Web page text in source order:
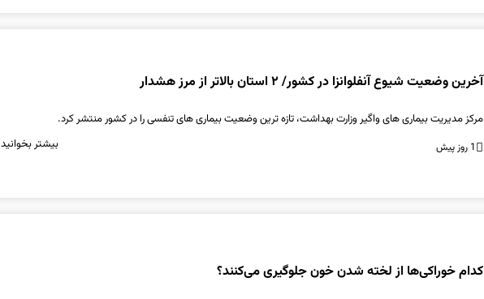
آخرین وضعیت شیوع آنفلوانزا در کشور/ ۲ استان بالاتر از مرز هشدار
مرکز مدیریت بیماری های واگیر وزارت بهداشت، تازه ترین وضعیت بیماری های تنفسی را در کشور منتشر کرد.
1 روز پیش بیشتر بخوانید
کدام خوراکی‌ها از لخته شدن خون جلوگیری می‌کنند؟